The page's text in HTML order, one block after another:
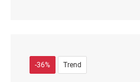
-36% Trend